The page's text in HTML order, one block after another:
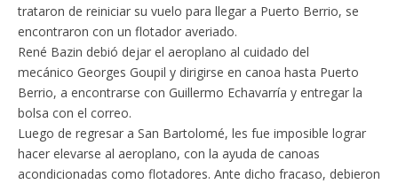
trataron de reiniciar su vuelo para llegar a Puerto Berrio, se
encontraron con un flotador averiado.
René Bazin debió dejar el aeroplano al cuidado del
mecánico Georges Goupil y dirigirse en canoa hasta Puerto
Berrio, a encontrarse con Guillermo Echavarría y entregar la
bolsa con el correo.
Luego de regresar a San Bartolomé, les fue imposible lograr
hacer elevarse al aeroplano, con la ayuda de canoas
acondicionadas como flotadores. Ante dicho fracaso, debieron